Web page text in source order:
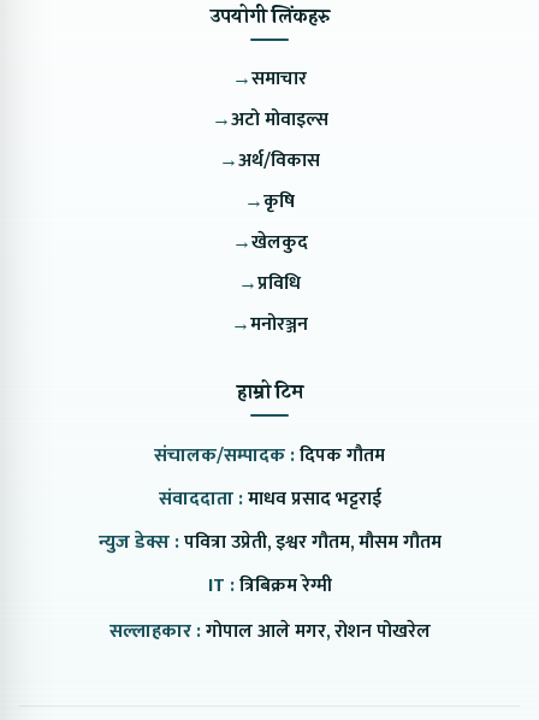
उपयोगी लिंकहरु
→समाचार
→अटो मोवाइल्स
→अर्थ/विकास
→कृषि
→खेलकुद
→प्रविधि
→मनोरञ्जन
हाम्रो टिम
संचालक/सम्पादक :दिपक गौतम
संवाददाता :माधव प्रसाद भट्टराई
न्युज डेक्स :पवित्रा उप्रेती, इश्वर गौतम, मौसम गौतम
IT :त्रिबिक्रम रेग्मी
सल्लाहकार :गोपाल आले मगर, रोशन पोखरेल